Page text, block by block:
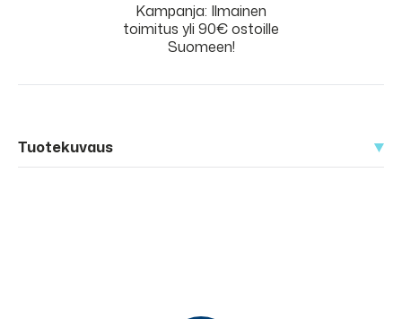
Kampanja: Ilmainen
toimitus yli 90€ ostoille
Suomeen!
Tuotekuvaus